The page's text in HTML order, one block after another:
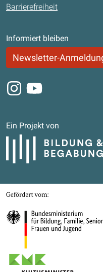
Barrierefreiheit
Informiert bleiben
Newsletter-
Instagram
Youtube
Ein Projekt von
Bildung und Begabung
Gefördert von
Bundesministerium für
Kultusministerkonferenz